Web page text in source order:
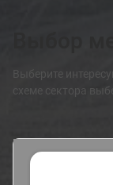
Выберите
схеме сектора